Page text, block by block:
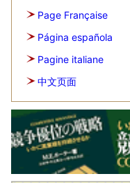
Page Française
Página española
Pagine italiane
中文页面